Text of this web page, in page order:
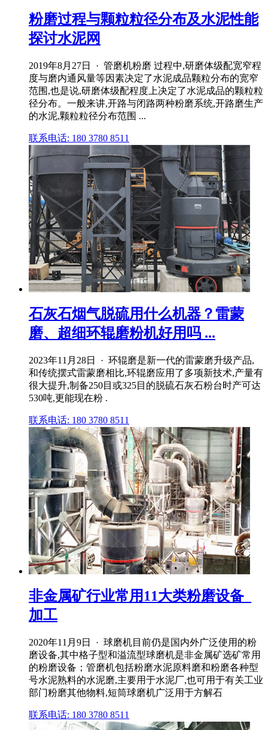
粉磨过程与颗粒粒径分布及水泥性能
探讨水泥网
2019年8月27日 · 管磨机粉磨 过程中,研磨体级配宽窄程
度与磨内通风量等因素决定了水泥成品颗粒分布的宽窄
范围,也是说,研磨体级配程度上决定了水泥成品的颗粒粒
径分布。一般来讲,开路与闭路两种粉磨系统,开路磨生产
的水泥,颗粒粒径分布范围 ...
联系电话: 180 3780 8511
石灰石烟气脱硫用什么机器？雷蒙
磨、超细环辊磨粉机好用吗 ...
2023年11月28日 · 环辊磨是新一代的雷蒙磨升级产品,
和传统摆式雷蒙磨相比,环辊磨应用了多项新技术,产量有
很大提升,制备250目或325目的脱硫石灰石粉台时产可达
530吨,更能现在粉 .
联系电话: 180 3780 8511
非金属矿行业常用11大类粉磨设备_
加工
2020年11月9日 · 球磨机目前仍是国内外广泛使用的粉
磨设备,其中格子型和溢流型球磨机是非金属矿选矿常用
的粉磨设备；管磨机包括粉磨水泥原料磨和粉磨各种型
号水泥熟料的水泥磨,主要用于水泥厂,也可用于有关工业
部门粉磨其他物料,短筒球磨机广泛用于方解石
联系电话: 180 3780 8511